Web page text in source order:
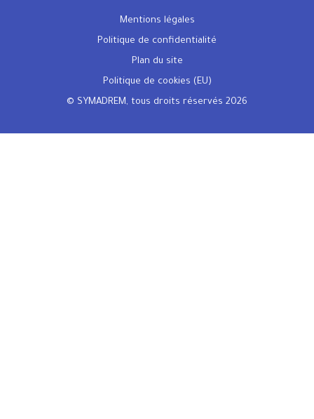
Mentions légales
Politique de confidentialité
Plan du site
Politique de cookies (EU)
© SYMADREM, tous droits réservés 2026